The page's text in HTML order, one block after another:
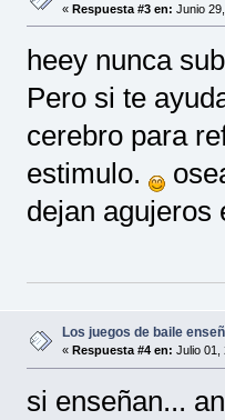
« Respuesta #3 en: Junio
heey nunca
Pero si te
cerebro para
estimulo.
dejan agujeros
Los juegos de baile
« Respuesta #4 en: Julio 01,
si enseñan...